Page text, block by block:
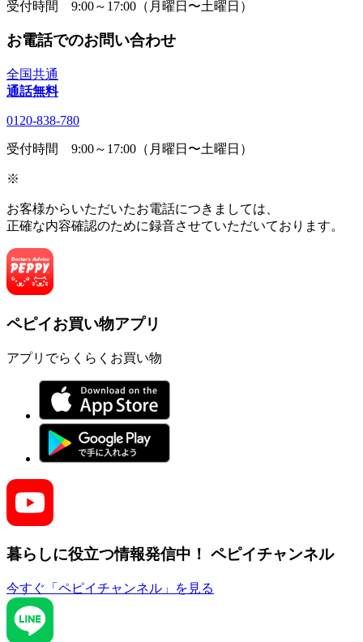
受付時間 9:00～17:00（月曜日〜土曜日）
お電話でのお問い合わせ
全国共通
通話無料
0120-838-780
受付時間 9:00～17:00（月曜日〜土曜日）
※
お客様からいただいたお電話につきましては、
正確な内容確認のために録音させていただいております。
ペピイお買い物アプリ
アプリでらくらくお買い物
暮らしに役立つ情報発信中！ ペピイチャンネル
今すぐ「ペピイチャンネル」を見る